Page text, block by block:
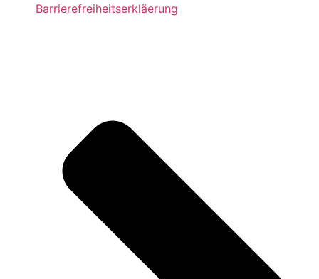
Barrierefreiheitserkläerung